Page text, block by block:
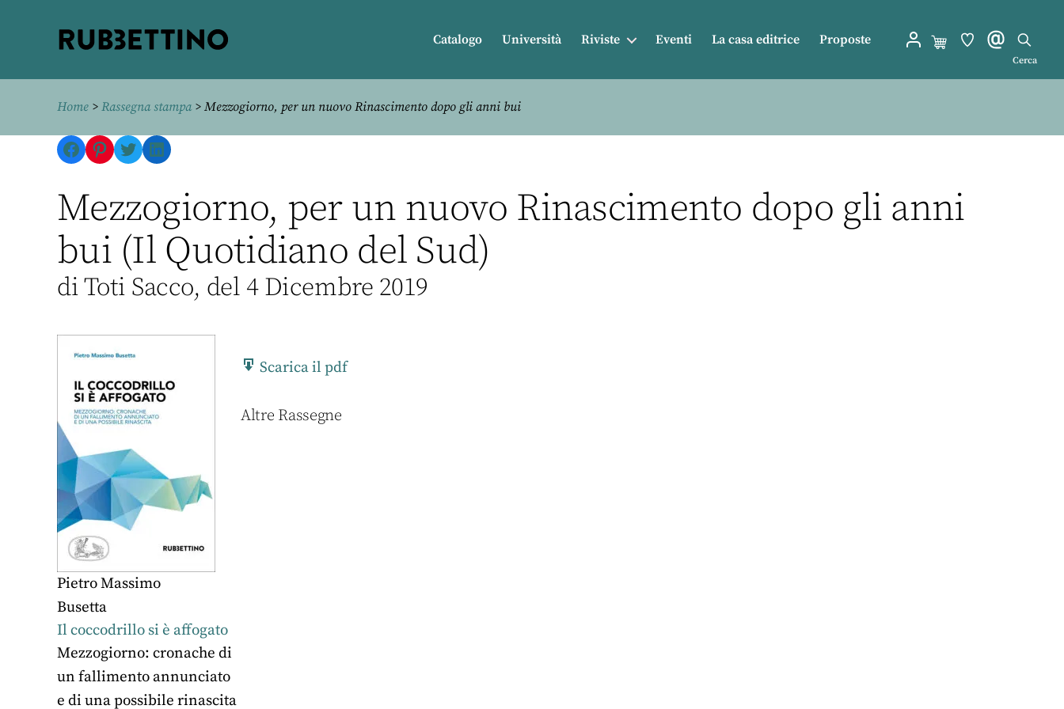
Catalogo Università Riviste Eventi La casa editrice Proposte
Cerca
Home > Rassegna stampa> Mezzogiorno, per un nuovo Rinascimento dopo gli anni bui
Facebook
Pinterest
TwitterLinkedIn
Mezzogiorno, per un nuovo Rinascimento dopo gli anni
bui (Il Quotidiano del Sud)
di Toti Sacco, del 4 Dicembre 2019
Pietro Massimo
Busetta
Il coccodrillo si è affogato
Mezzogiorno: cronache di
un fallimento annunciato
e di una possibile rinascita
Scarica il pdf
Altre Rassegne